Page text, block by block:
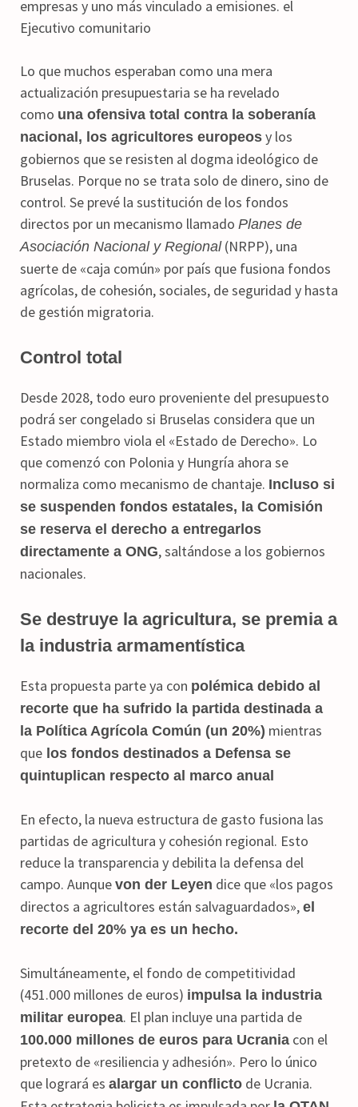
empresas y uno más vinculado a emisiones. el
Ejecutivo comunitario
Lo que muchos esperaban como una mera
actualización presupuestaria se ha revelado
como una ofensiva total contra la soberanía
nacional, los agricultores europeos y los
gobiernos que se resisten al dogma ideológico de
Bruselas. Porque no se trata solo de dinero, sino de
control. Se prevé la sustitución de los fondos
directos por un mecanismo llamado Planes de
Asociación Nacional y Regional(NRPP), una
suerte de «caja común» por país que fusiona fondos
agrícolas, de cohesión, sociales, de seguridad y hasta
de gestión migratoria.
Control total
Desde 2028, todo euro proveniente del presupuesto
podrá ser congelado si Bruselas considera que un
Estado miembro viola el «Estado de Derecho». Lo
que comenzó con Polonia y Hungría ahora se
normaliza como mecanismo de chantaje. Incluso si
se suspenden fondos estatales, la Comisión
se reserva el derecho a entregarlos
directamente a ONG, saltándose a los gobiernos
nacionales.
Se destruye la agricultura, se premia a
la industria armamentística
Esta propuesta parte ya con polémica debido al
recorte que ha sufrido la partida destinada a
la Política Agrícola Común (un 20%) mientras
que los fondos destinados a Defensa se
quintuplican respecto al marco anual
En efecto, la nueva estructura de gasto fusiona las
partidas de agricultura y cohesión regional. Esto
reduce la transparencia y debilita la defensa del
campo. Aunque von der Leyen dice que «los pagos
directos a agricultores están salvaguardados», el
recorte del 20% ya es un hecho.
Simultáneamente, el fondo de competitividad
(451.000 millones de euros) impulsa la industria
militar europea. El plan incluye una partida de
100.000 millones de euros para Ucrania con el
pretexto de «resiliencia y adhesión». Pero lo único
que logrará es alargar un conflicto de Ucrania.